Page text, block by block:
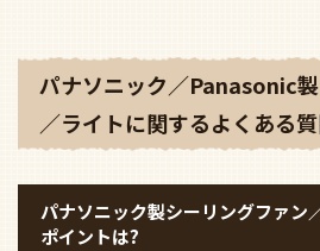
パナソニック／Panasonic
／ライトに関するよくある
パナソニック製シーリングファン
ポイントは?